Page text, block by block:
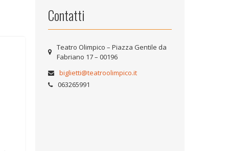
Contatti
Teatro Olimpico – Piazza Gentile da
Fabriano 17 – 00196
biglietti@teatroolimpico.it
063265991